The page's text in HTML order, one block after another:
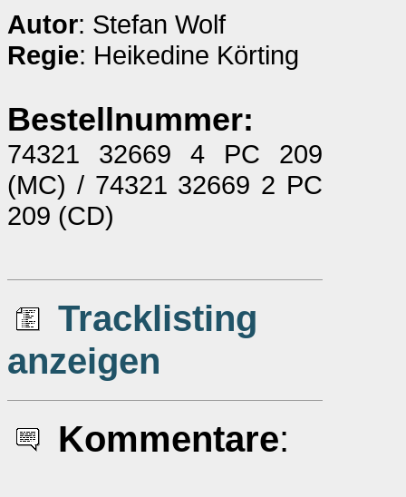
Autor: Stefan Wolf
Regie: Heikedine Körting
Bestellnummer:
74321 32669 4 PC 209
(MC) / 74321 32669 2 PC
209 (CD)
Tracklisting
anzeigen
Kommentare: